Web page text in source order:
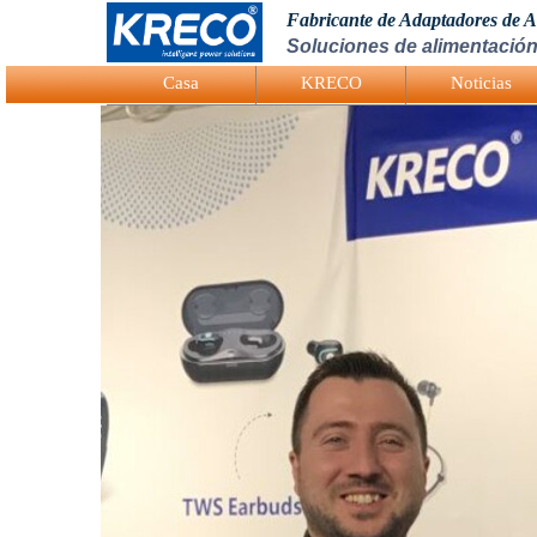
Logo Picture
Fabricante de Adaptadores de
Soluciones de
Casa KRECO Noticias